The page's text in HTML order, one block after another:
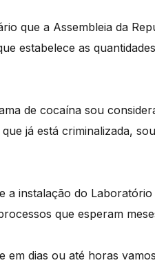
que a Assembleia da
estabelece as
de cocaína sou
já está criminalizada,
instalação do Laboratório
que esperam
em dias ou até horas